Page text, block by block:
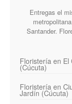
Entregas el
Santander.
Floristería en El
(Cúcuta)
Floristería en
Jardín (Cúcuta)